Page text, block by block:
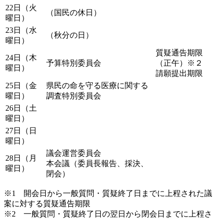
22日（火
曜日）
（国民の休日）
23日（水
曜日）
（秋分の日）
24日（木
曜日）
予算特別委員会
質疑通告期限
（正午）※２
請願提出期限
25日（金
曜日）
県民の命を守る医療に関する
調査特別委員会
26日（土
曜日）
27日（日
曜日）
28日（月
曜日）
議会運営委員会
本会議（委員長報告、採決、
閉会）
※1 開会日から一般質問・質疑終了日までに上程された議
案に対する質疑通告期限
※2 一般質問・質疑終了日の翌日から閉会日までに上程さ